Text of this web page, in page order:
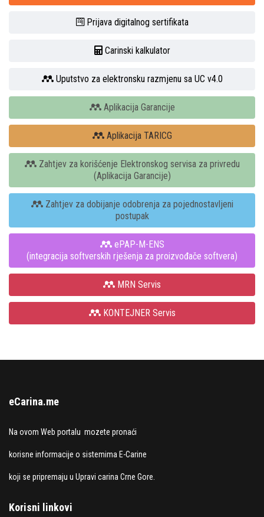
Prijava digitalnog sertifikata
Carinski kalkulator
Uputstvo za elektronsku razmjenu sa UC v4.0
Aplikacija Garancije
Aplikacija TARICG
Zahtjev za korišćenje Elektronskog servisa za privredu
(Aplikacija Garancije)
Zahtjev za dobijanje odobrenja za pojednostavljeni
postupak
ePAP-M-ENS
(integracija softverskih rješenja za proizvođače softvera)
MRN Servis
KONTEJNER Servis
eCarina.me
Na ovom Web portalu mozete pronaći
korisne informacije o sistemima E-Carine
koji se pripremaju u Upravi carina Crne Gore.
Korisni linkovi